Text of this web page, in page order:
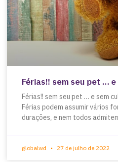
Férias!! sem seu pet …
Férias!! sem seu pet … e sem
Férias podem assumir vários
durações, e nem todos
globalwd 27 de julho de 2022